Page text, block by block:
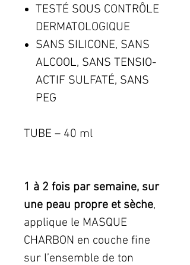
TESTÉ SOUS CONTRÔLE
DERMATOLOGIQUE
SANS SILICONE, SANS
ALCOOL, SANS TENSIO-
ACTIF SULFATÉ, SANS
PEG
TUBE – 40 ml
1 à 2 fois par semaine, sur
une peau propre et sèche,
applique le MASQUE
CHARBON en couche fine
sur l’ensemble de ton